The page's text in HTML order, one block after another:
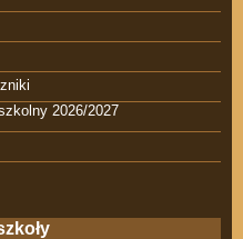
2026/2027